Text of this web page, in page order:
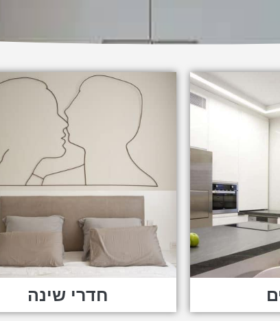
חדרי שינה